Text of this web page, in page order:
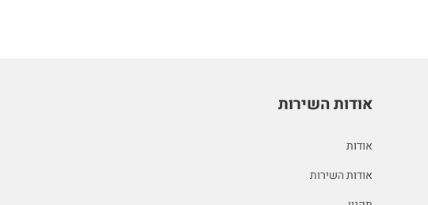
אודות השירות
אודות
אודות השירות